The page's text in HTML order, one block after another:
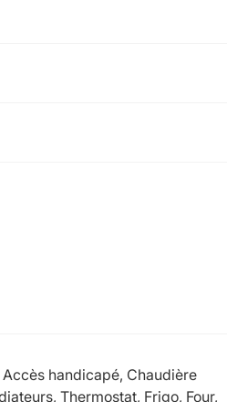
handicapé, Chaudière
Thermostat, Frigo, Four,